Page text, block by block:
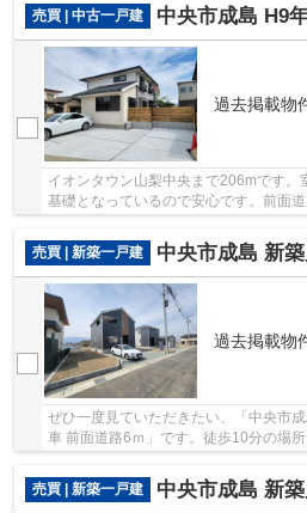
売買 | 中古一戸建
中央市成島 H9年築 内外装一
過去掲載物
イオンタウン山梨中央まで206mです。
基礎となっているので安心です。前面
売買 | 新築一戸建
中央市成島 新築戸建 全3
過去掲載物
ぜひ一度見ていただきたい、「中央市
車 前面道路6ｍ」です。徒歩10分の場
売買 | 新築一戸建
中央市成島 新築戸建全3